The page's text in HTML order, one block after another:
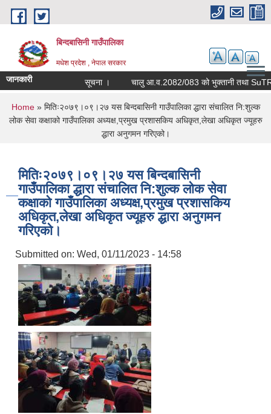
Skip to main content
बिन्दबासिनी गाउँपालिका
मधेश प्रदेश , नेपाल सरकार
जानकारी सूचना ।
You are here
Home» मितिः२०७९।०९।२७ यस बिन्दबासिनी गाउँपालिका द्धारा संचालित नि:शुल्क
लोक सेवा कक्षाको गाउँपालिका अध्यक्ष,प्रमुख प्रशासकिय अधिकृत,लेखा अधिकृत ज्यूहरु
द्धारा अनुगमन गरिएको।
मितिः२०७९।०९।२७ यस बिन्दबासिनी
गाउँपालिका द्धारा संचालित नि:शुल्क लोक सेवा
कक्षाको गाउँपालिका अध्यक्ष,प्रमुख प्रशासकिय
अधिकृत,लेखा अधिकृत ज्यूहरु द्धारा अनुगमन
गरिएको।
Submitted on: Wed, 01/11/2023 - 14:58